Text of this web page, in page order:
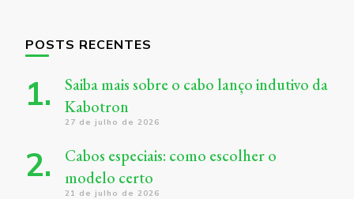
POSTS RECENTES
Saiba mais sobre o cabo lanço indutivo da
Kabotron
27 de julho de 2026
Cabos especiais: como escolher o
modelo certo
21 de julho de 2026